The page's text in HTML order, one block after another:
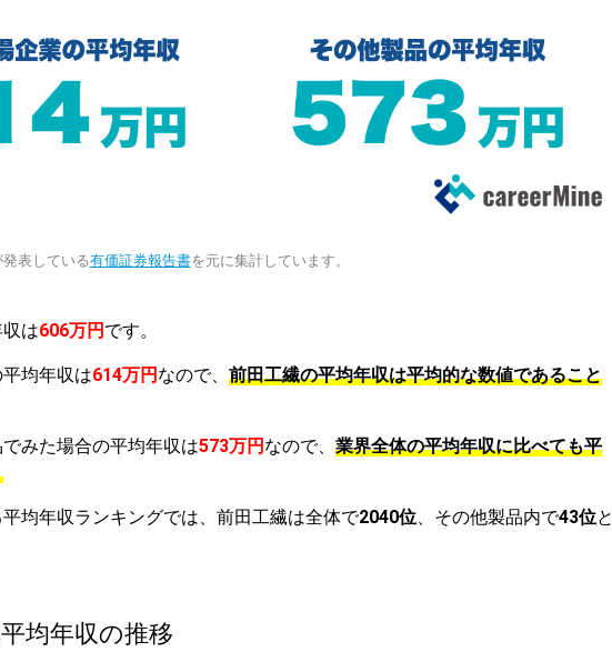
表している有価証券報告書を元に集計しています。
は606万円 です。
均年収は614万円 なので、 前田工繊の平均年収は平均的な数値であること
みた場合の平均年収は573万円 なので、 業界全体の平均年収に比べても平
均年収ランキングでは、前田工繊は全体で2040位、その他製品内で43位と
均年収の推移